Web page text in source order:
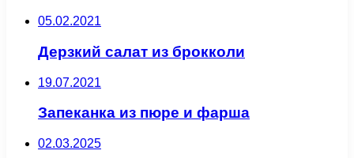
05.02.2021
Дерзкий салат из брокколи
19.07.2021
Запеканка из пюре и фарша
02.03.2025